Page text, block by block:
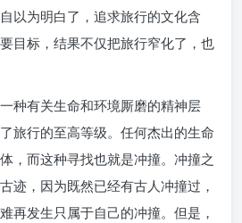
以为明白了，追求旅行的文化含
目标，结果不仅把旅行窄化了，也
种有关生命和环境厮磨的精神层
旅行的至高等级。任何杰出的生命
，而这种寻找也就是冲撞。冲撞之
迹，因为既然已经有古人冲撞过，
再发生只属于自己的冲撞。但是，